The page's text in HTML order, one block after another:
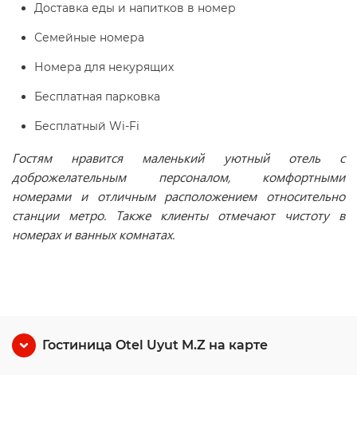
Доставка еды и напитков в номер
Семейные номера
Номера для некурящих
Бесплатная парковка
Бесплатный Wi-Fi
Гостям нравится маленький уютный отель с
доброжелательным персоналом, комфортными
номерами и отличным расположением относительно
станции метро. Также клиенты отмечают чистоту в
номерах и ванных комнатах.
Гостиница Otel Uyut M.Z на карте